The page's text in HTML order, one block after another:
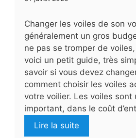
Changer les voiles de son
généralement un gros
ne pas se tromper de
voici un petit guide, très
savoir si vous devez
comment choisir les voiles
votre voilier. Les voiles sont
important, dans le coût
Lire la suite